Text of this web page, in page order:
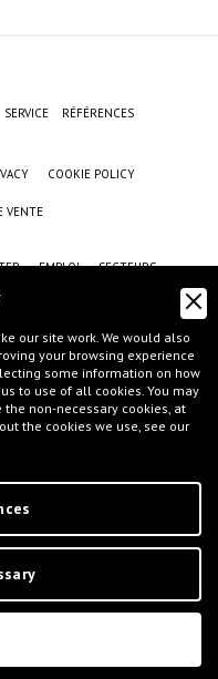
SERVICE RÉFÉRENCES
COOKIE POLICY
VENTE
EMPLOI SECTEURS
(MN), Italy - tel.
- REA: MN-235528 | Share
ift@messaggipec.it
our site work. We would also
your browsing experience
some information on how
to use of all cookies. You may
non-necessary cookies, at
the cookies we use, see our